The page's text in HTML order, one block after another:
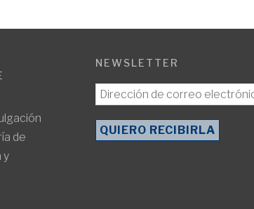
de
y
NEWSLETTER